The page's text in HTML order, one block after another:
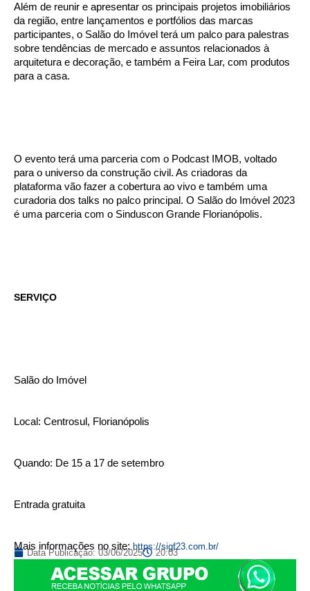
Além de reunir e apresentar os principais projetos imobiliários
da região, entre lançamentos e portfólios das marcas
participantes, o Salão do Imóvel terá um palco para palestras
sobre tendências de mercado e assuntos relacionados à
arquitetura e decoração, e também a Feira Lar, com produtos
para a casa.
O evento terá uma parceria com o Podcast IMOB, voltado
para o universo da construção civil. As criadoras da
plataforma vão fazer a cobertura ao vivo e também uma
curadoria dos talks no palco principal. O Salão do Imóvel 2023
é uma parceria com o Sinduscon Grande Florianópolis.
SERVIÇO
Salão do Imóvel
Local: Centrosul, Florianópolis
Quando: De 15 a 17 de setembro
Entrada gratuita
Mais informações no site: https://sigf23.com.br/
Data Publicação: 03/06/2025 20:03